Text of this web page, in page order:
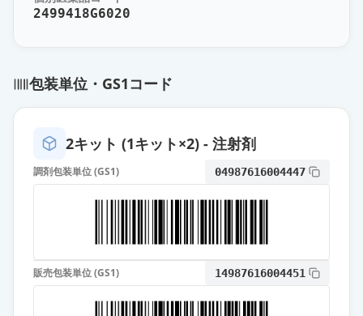
ウゴービ皮下注1.7mgペン 6.8MD 通常出荷
薬価 40861 円
通常出荷
リベルサス錠7mg
333.80 円
通常出荷
2499418G6020
包装単位・GS1コード
2キット (1キット×2) - 注射剤
調剤包装単位 (GS1) 04987616004447
販売包装単位 (GS1) 14987616004451